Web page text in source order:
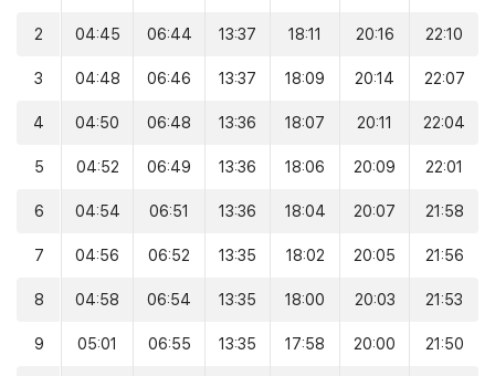
2 04:45 06:44 13:37 18:11 20:16 22:10
3 04:48 06:46 13:37 18:09 20:14 22:07
4 04:50 06:48 13:36 18:07 20:11 22:04
5 04:52 06:49 13:36 18:06 20:09 22:01
6 04:54 06:51 13:36 18:04 20:07 21:58
7 04:56 06:52 13:35 18:02 20:05 21:56
8 04:58 06:54 13:35 18:00 20:03 21:53
9 05:01 06:55 13:35 17:58 20:00 21:50